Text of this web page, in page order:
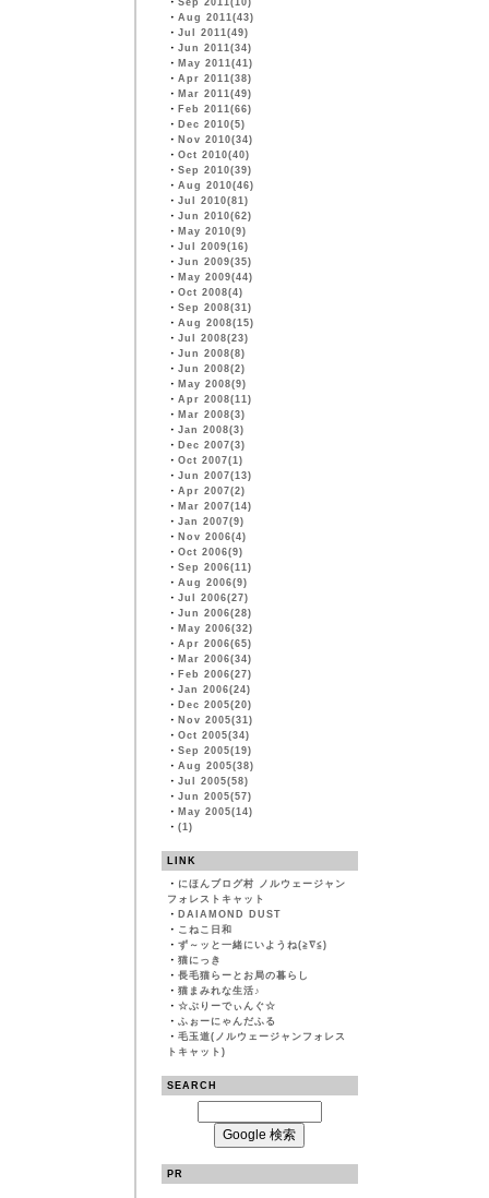
・ Sep 2011(10)
・ Aug 2011(43)
・ Jul 2011(49)
・ Jun 2011(34)
・ May 2011(41)
・ Apr 2011(38)
・ Mar 2011(49)
・ Feb 2011(66)
・ Dec 2010(5)
・ Nov 2010(34)
・ Oct 2010(40)
・ Sep 2010(39)
・ Aug 2010(46)
・ Jul 2010(81)
・ Jun 2010(62)
・ May 2010(9)
・ Jul 2009(16)
・ Jun 2009(35)
・ May 2009(44)
・ Oct 2008(4)
・ Sep 2008(31)
・ Aug 2008(15)
・ Jul 2008(23)
・ Jun 2008(8)
・ Jun 2008(2)
・ May 2008(9)
・ Apr 2008(11)
・ Mar 2008(3)
・ Jan 2008(3)
・ Dec 2007(3)
・ Oct 2007(1)
・ Jun 2007(13)
・ Apr 2007(2)
・ Mar 2007(14)
・ Jan 2007(9)
・ Nov 2006(4)
・ Oct 2006(9)
・ Sep 2006(11)
・ Aug 2006(9)
・ Jul 2006(27)
・ Jun 2006(28)
・ May 2006(32)
・ Apr 2006(65)
・ Mar 2006(34)
・ Feb 2006(27)
・ Jan 2006(24)
・ Dec 2005(20)
・ Nov 2005(31)
・ Oct 2005(34)
・ Sep 2005(19)
・ Aug 2005(38)
・ Jul 2005(58)
・ Jun 2005(57)
・ May 2005(14)
・ (1)
LINK
・ にほんブログ村 ノルウェージャン
フォレストキャット
・ DAIAMOND DUST
・ こねこ日和
・ ず～ッと一緒にいようね(≧∇≦)
・ 猫にっき
・ 長毛猫らーとお局の暮らし
・ 猫まみれな生活♪
・ ☆ぶりーでぃんぐ☆
・ ふぉーにゃんだふる
・ 毛玉道(ノルウェージャンフォレス
トキャット)
SEARCH
PR